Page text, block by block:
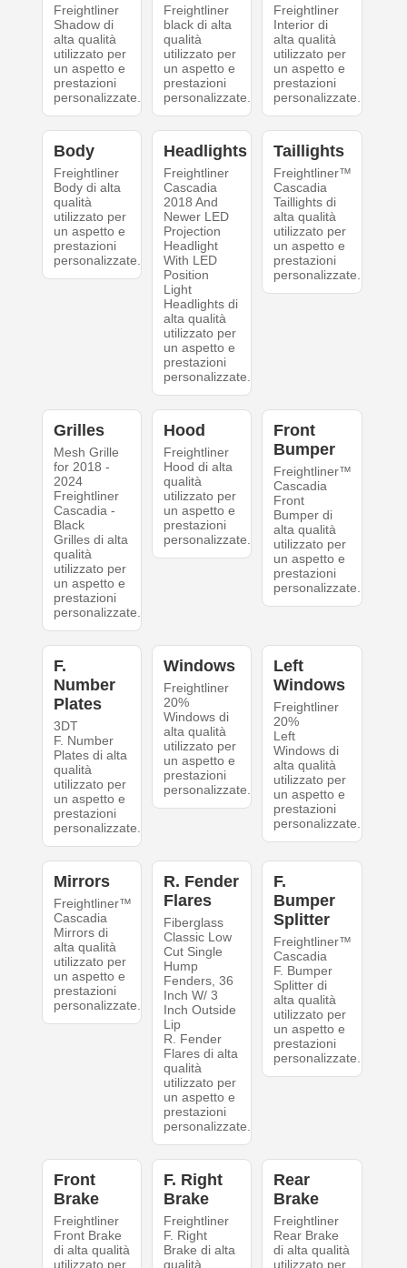
Freightliner
Shadow di
alta qualità
utilizzato per
un aspetto e
prestazioni
personalizzate.
Freightliner
black di alta
qualità
utilizzato per
un aspetto e
prestazioni
personalizzate.
Freightliner
Interior di
alta qualità
utilizzato per
un aspetto e
prestazioni
personalizzate.
Body
Freightliner
Body di alta
qualità
utilizzato per
un aspetto e
prestazioni
personalizzate.
Headlights
Freightliner
Cascadia
2018 And
Newer LED
Projection
Headlight
With LED
Position
Light
Headlights di
alta qualità
utilizzato per
un aspetto e
prestazioni
personalizzate.
Taillights
Freightliner™
Cascadia
Taillights di
alta qualità
utilizzato per
un aspetto e
prestazioni
personalizzate.
Grilles
Mesh Grille
for 2018 -
2024
Freightliner
Cascadia -
Black
Grilles di alta
qualità
utilizzato per
un aspetto e
prestazioni
personalizzate.
Hood
Freightliner
Hood di alta
qualità
utilizzato per
un aspetto e
prestazioni
personalizzate.
Front
Bumper
Freightliner™
Cascadia
Front
Bumper di
alta qualità
utilizzato per
un aspetto e
prestazioni
personalizzate.
F.
Number
Plates
3DT
F. Number
Plates di alta
qualità
utilizzato per
un aspetto e
prestazioni
personalizzate.
Windows
Freightliner
20%
Windows di
alta qualità
utilizzato per
un aspetto e
prestazioni
personalizzate.
Left
Windows
Freightliner
20%
Left
Windows di
alta qualità
utilizzato per
un aspetto e
prestazioni
personalizzate.
Mirrors
Freightliner™
Cascadia
Mirrors di
alta qualità
utilizzato per
un aspetto e
prestazioni
personalizzate.
R. Fender
Flares
Fiberglass
Classic Low
Cut Single
Hump
Fenders, 36
Inch W/ 3
Inch Outside
Lip
R. Fender
Flares di alta
qualità
utilizzato per
un aspetto e
prestazioni
personalizzate.
F.
Bumper
Splitter
Freightliner™
Cascadia
F. Bumper
Splitter di
alta qualità
utilizzato per
un aspetto e
prestazioni
personalizzate.
Front
Brake
Freightliner
Front Brake
di alta qualità
utilizzato per
F. Right
Brake
Freightliner
F. Right
Brake di alta
qualità
Rear
Brake
Freightliner
Rear Brake
di alta qualità
utilizzato per